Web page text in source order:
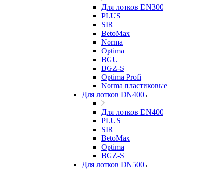
Для лотков DN300
PLUS
SIR
BetoMax
Norma
Optima
BGU
BGZ-S
Optima Profi
Norma пластиковые
Для лотков DN400
Для лотков DN400
PLUS
SIR
BetoMax
Optima
BGZ-S
Для лотков DN500